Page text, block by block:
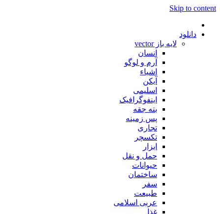
Skip to content
دانلود
لایه باز vector
انسان
آرم و لوگو
اشیاء
آیکن
اسلیمی
اینفوگرافیک
بته جقه
پس زمینه
تجاری
تکسچر
ابزار
حمل و نقل
حیوانات
ساختمان
سفر
طبیعت
عربی اسلامی
غذا